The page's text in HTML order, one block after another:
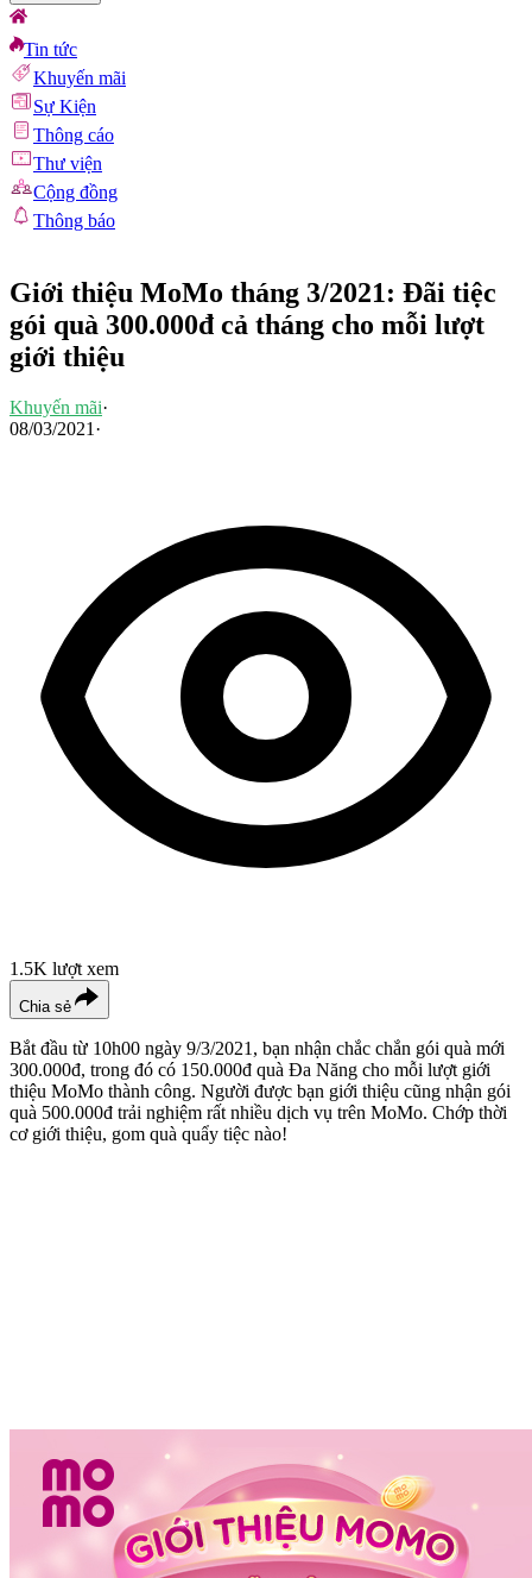
Tin tức
Khuyến mãi
Sự Kiện
Thông cáo
Thư viện
Cộng đồng
Thông báo
Giới thiệu MoMo tháng 3/2021: Đãi tiệc
gói quà 300.000đ cả tháng cho mỗi lượt
giới thiệu
Khuyến mãi·
08/03/2021 ·
1.5K lượt xem
Chia sẻ
Bắt đầu từ 10h00 ngày 9/3/2021, bạn nhận chắc chắn gói quà mới
300.000đ, trong đó có 150.000đ quà Đa Năng cho mỗi lượt giới
thiệu MoMo thành công. Người được bạn giới thiệu cũng nhận gói
quà 500.000đ trải nghiệm rất nhiều dịch vụ trên MoMo. Chớp thời
cơ giới thiệu, gom quà quẩy tiệc nào!